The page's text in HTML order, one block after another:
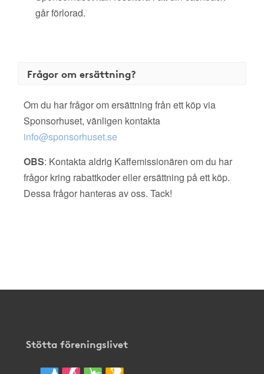
går förlorad.
Frågor om ersättning?
Om du har frågor om ersättning från ett köp via
Sponsorhuset, vänligen kontakta
info@sponsorhuset.se
OBS: Kontakta aldrig Kaffemissionären om du har
frågor kring rabattkoder eller ersättning på ett köp.
Dessa frågor hanteras av oss. Tack!
Stötta föreningslivet